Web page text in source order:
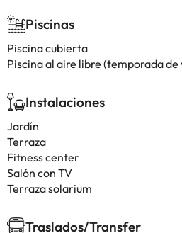
Piscinas
Piscina cubierta
Piscina al aire libre (temporada de
Instalaciones
Jardín
Terraza
Fitness center
Salón con TV
Terraza solarium
Traslados/Transfer